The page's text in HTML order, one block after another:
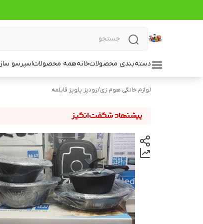
دسته‌بندی محصولاتخانههمه محصولاتاسپرسو ساز
لوازم خانگی هوم زی/زودپز پلوپز قابلمه